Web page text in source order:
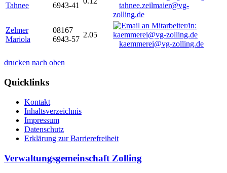
Tahnee
6943-41
tahnee.zeilmaier@vg-
zolling.de
Zelmer
Mariola
08167
6943-57
2.05
kaemmerei@vg-zolling.de
drucken nach oben
Quicklinks
Kontakt
Inhaltsverzeichnis
Impressum
Datenschutz
Erklärung zur Barrierefreiheit
Verwaltungsgemeinschaft Zolling